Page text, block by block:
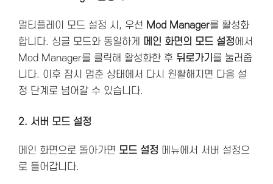
멀티플레이 모드 설정 시, 우선 Mod Manager를 활성화
합니다. 싱글 모드와 동일하게
메인 화면의 모드 설정에서
Mod Manager를 클릭해 활성화한 후 뒤로가기 를 눌러줍
니다. 이후 잠시 멈춘 상태에서 다시 원활해지면 다음 설
정 단계로 넘어갈 수 있습니다.
2. 서버 모드 설정
메인 화면으로 돌아가면 모드 설정 메뉴에서 서버 설정으
로 들어갑니다.